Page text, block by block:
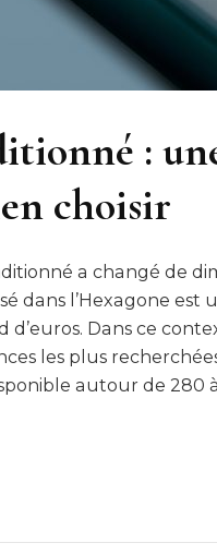
:
choisir
a changé de
dans l’Hexagone est
d’euros. Dans ce
les plus
autour de 280